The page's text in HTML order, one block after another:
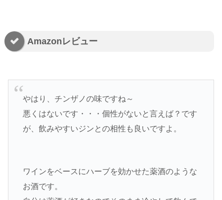
Amazonレビュー
やはり、チンザノの味ですね～
悪くはないです・・・個性がないと言えば？です
が、飲みやすいジンとの相性も良いですよ。
ワインをベースにハーブを効かせた薬酒のような
お酒です。